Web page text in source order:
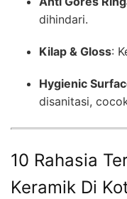
dihindari.
Kilap & Gloss:
Hygienic
disanitasi,
10 Rahasia
Keramik Di